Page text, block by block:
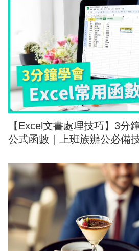
【Excel文書處理技巧】3分
公式函數｜上班族辦公必備